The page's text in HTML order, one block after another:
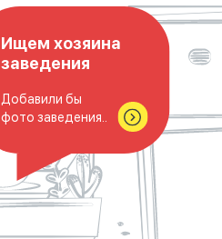
Ищем хозяина
заведения
Добавили бы
фото заведения..